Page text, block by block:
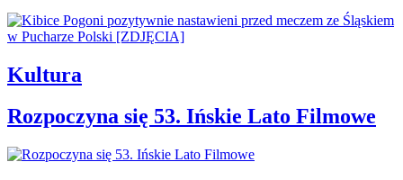
Kultura
Rozpoczyna się 53. Ińskie Lato Filmowe